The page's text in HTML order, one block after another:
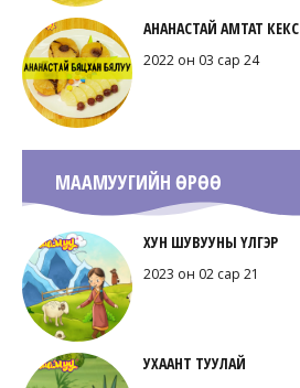
АНАНАСТАЙ АМТАТ КЕКС
2022 он 03 сар 24
МААМУУГИЙН ӨРӨӨ
ХУН ШУВУУНЫ ҮЛГЭР
2023 он 02 сар 21
УХААНТ ТУУЛАЙ